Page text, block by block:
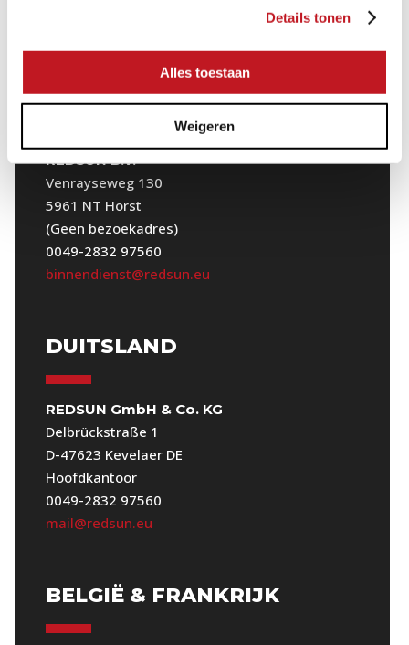
Details tonen
Alles toestaan
Weigeren
NEDERLAND
REDSUN B.V.
Venrayseweg 130
5961 NT Horst
(Geen bezoekadres)
0049-2832 97560
binnendienst@redsun.eu
DUITSLAND
REDSUN GmbH & Co. KG
Delbrückstraße 1
D-47623 Kevelaer DE
Hoofdkantoor
0049-2832 97560
mail@redsun.eu
BELGIË & FRANKRIJK